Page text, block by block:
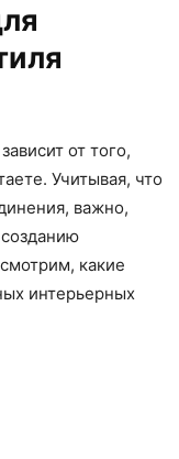
от того,
Учитывая, что
важно,
какие
интерьерных